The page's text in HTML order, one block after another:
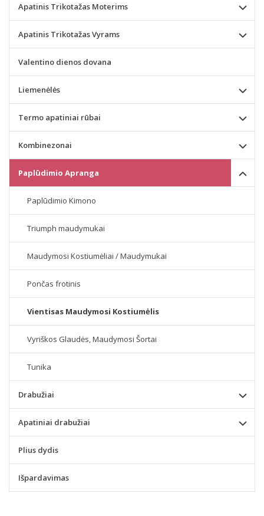
Apatinis Trikotažas Moterims
Apatinis Trikotažas Vyrams
Valentino dienos dovana
Liemenėlės
Termo apatiniai rūbai
Kombinezonai
Paplūdimio Apranga
Paplūdimio Kimono
Triumph maudymukai
Maudymosi Kostiumėliai / Maudymukai
Pončas frotinis
Vientisas Maudymosi Kostiumėlis
Vyriškos Glaudės, Maudymosi Šortai
Tunika
Drabužiai
Apatiniai drabužiai
Plius dydis
Išpardavimas